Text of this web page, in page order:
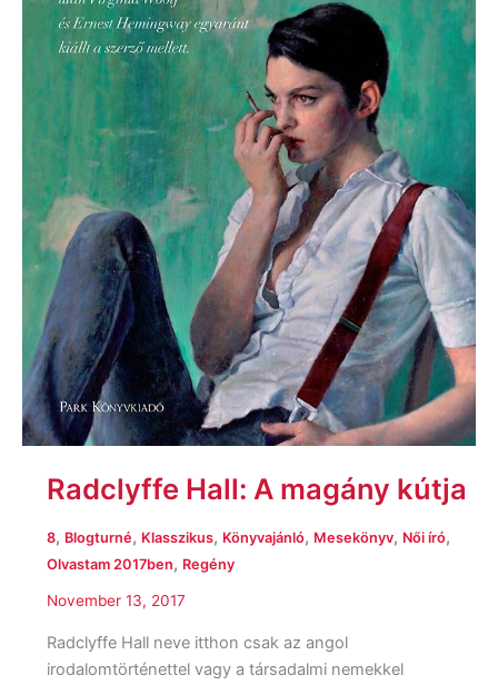
Radclyffe Hall: A magány kútja
8, Blogturné, Klasszikus, Könyvajánló, Mesekönyv, Női író,
Olvastam 2017ben, Regény
November 13, 2017
Radclyffe Hall neve itthon csak az angol
irodalomtörténettel vagy a társadalmi nemekkel